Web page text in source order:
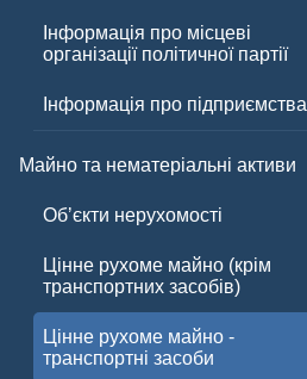
Інформація про місцеві
організації політичної партії
Інформація про підприємства
Майно та нематеріальні активи
Обʼєкти нерухомості
Цінне рухоме майно (крім
транспортних засобів)
Цінне рухоме майно -
транспортні засоби